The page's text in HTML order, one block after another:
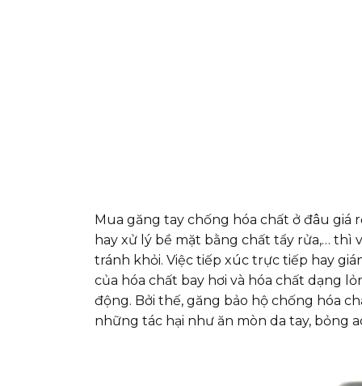
Mua găng tay chống hóa chất ở đâu
hay xử lý bề mặt bằng chất tẩy rửa,…
tránh khỏi. Việc tiếp xúc trực tiếp hay
của hóa chất bay hơi và hóa chất dạng
động. Bởi thế, găng bảo hộ chống hóa
những tác hại như ăn mòn da tay, bỏng